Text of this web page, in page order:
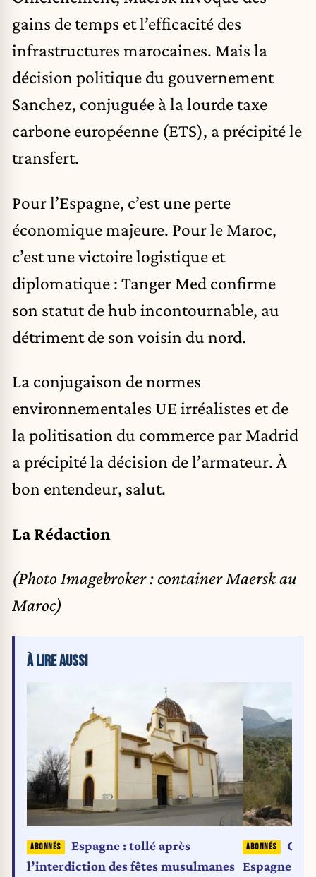
gains de temps et l’efficacité des
infrastructures marocaines. Mais la
décision politique du gouvernement
Sanchez, conjuguée à la lourde taxe
carbone européenne (ETS), a précipité le
transfert.
Pour l’Espagne, c’est une perte
économique majeure. Pour le Maroc,
c’est une victoire logistique et
diplomatique : Tanger Med confirme
son statut de hub incontournable, au
détriment de son voisin du nord.
La conjugaison de normes
environnementales UE irréalistes et de
la politisation du commerce par Madrid
a précipité la décision de l’armateur. À
bon entendeur, salut.
La Rédaction
(Photo Imagebroker : container Maersk au
Maroc)
À LIRE AUSSI
Espagne : tollé après
l’interdiction des fêtes musulmanes
Ces
Espagne : «